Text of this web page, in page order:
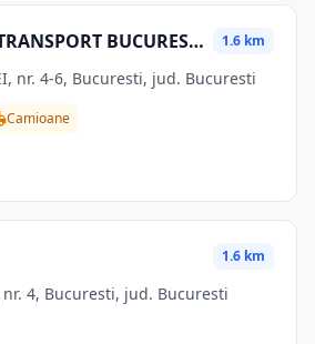
SOCIETATEA DE TRANSPORT BUCURESTI STB SA - AUTOBAZA TITAN 1.6 km
nr. 4-6, Bucuresti, jud. Bucuresti
Camioane
1.6 km
nr. 4, Bucuresti, jud. Bucuresti